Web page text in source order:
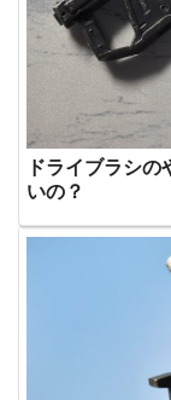
ドライブラシ
いの？